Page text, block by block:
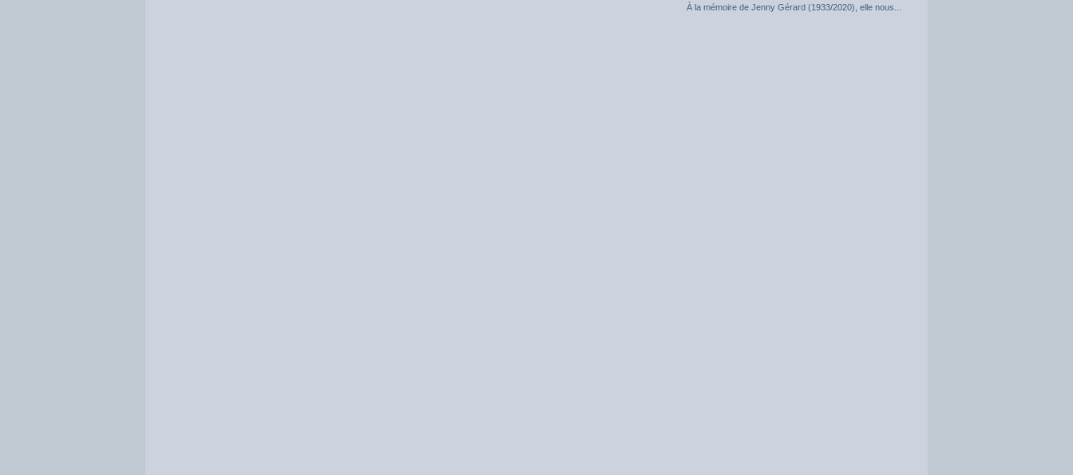
À la mémoire de Jenny Gérard (1933/2020), elle nous...